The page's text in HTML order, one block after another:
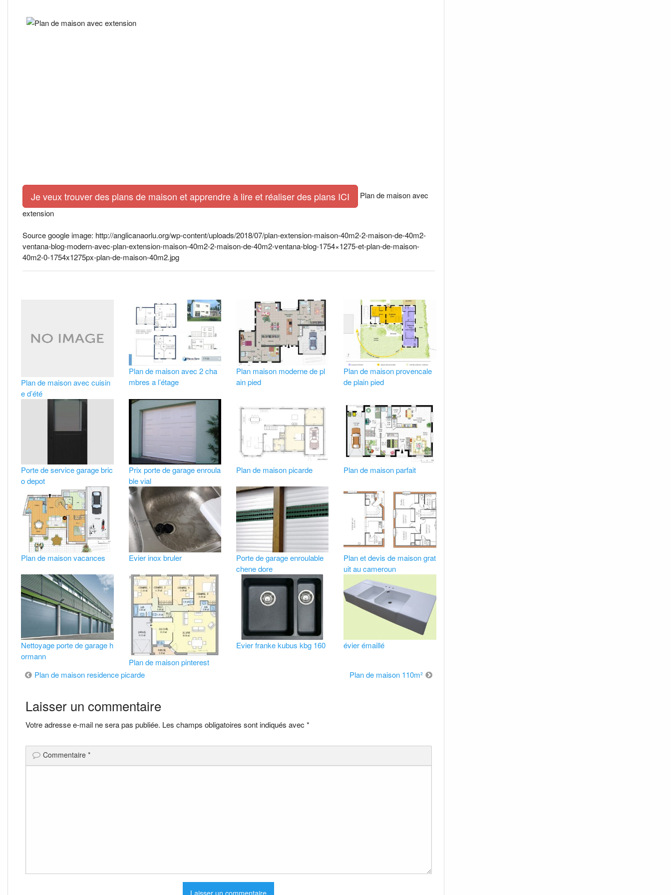
Je veux trouver des plans de maison et apprendre à lire et réaliser des plans ICI
Plan de maison avec
extension
Source google image: http://anglicanaorlu.org/wp-content/uploads/2018/07/plan-extension-maison-40m2-2-maison-de-40m2-
ventana-blog-modern-avec-plan-extension-maison-40m2-2-maison-de-40m2-ventana-blog-1754×1275-et-plan-de-maison-
40m2-0-1754x1275px-plan-de-maison-40m2.jpg
Plan de maison avec cuisin
e d’été
Plan de maison avec 2 cha
mbres a l’étage
Plan maison moderne de pl
ain pied
Plan de maison provencale
de plain pied
Porte de service garage bric
o depot
Prix porte de garage enroula
ble vial
Plan de maison picarde Plan de maison parfait
Plan de maison vacances Evier inox bruler
Porte de garage enroulable
chene dore
Plan et devis de maison grat
uit au cameroun
Nettoyage porte de garage h
ormann
Plan de maison pinterest
Evier franke kubus kbg 160 évier émaillé
Navigation
de
l’article
Plan de maison residence picarde Plan de maison 110m²
Laisser un commentaire
Votre adresse e-mail ne sera pas publiée. Les champs obligatoires sont indiqués avec *
Commentaire *